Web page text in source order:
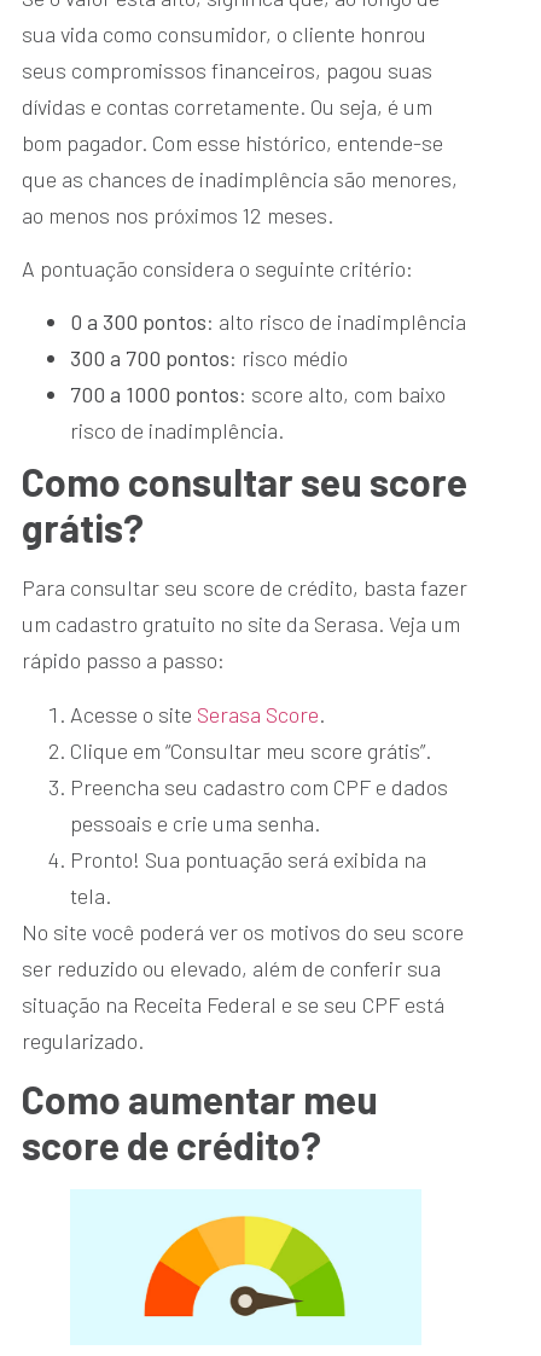
sua vida como consumidor, o cliente honrou
seus compromissos financeiros, pagou suas
dívidas e contas corretamente. Ou seja, é um
bom pagador. Com esse histórico, entende-se
que as chances de inadimplência são menores,
ao menos nos próximos 12 meses.
A pontuação considera o seguinte critério:
0 a 300 pontos: alto risco de inadimplência
300 a 700 pontos: risco médio
700 a 1000 pontos: score alto, com baixo
risco de inadimplência.
Como consultar seu score
grátis?
Para consultar seu score de crédito, basta fazer
um cadastro gratuito no site da Serasa. Veja um
rápido passo a passo:
Acesse o site Serasa Score.
Clique em “Consultar meu score grátis”.
Preencha seu cadastro com CPF e dados
pessoais e crie uma senha.
Pronto! Sua pontuação será exibida na
tela.
No site você poderá ver os motivos do seu score
ser reduzido ou elevado, além de conferir sua
situação na Receita Federal e se seu CPF está
regularizado.
Como aumentar meu
score de crédito?